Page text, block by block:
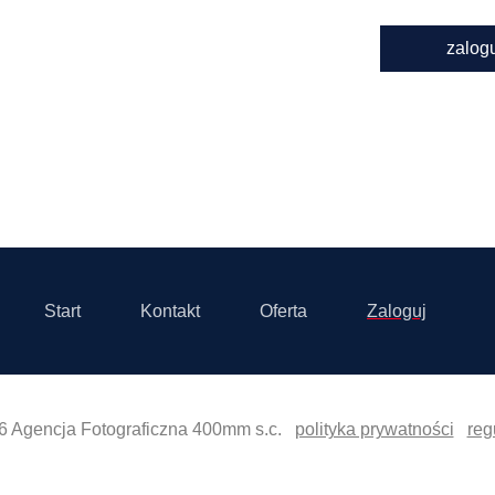
Start Kontakt Oferta Zaloguj
Agencja Fotograficzna 400mm s.c. polityka prywatności